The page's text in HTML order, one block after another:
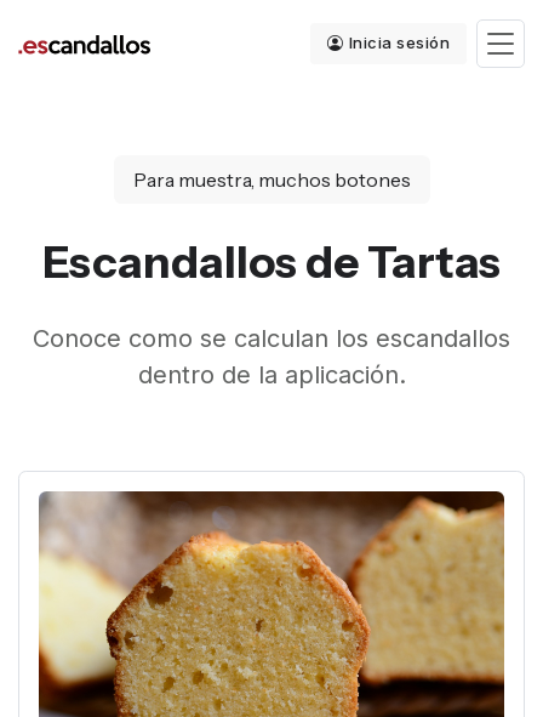
Inicia sesión
Para muestra, muchos botones
Escandallos de Tartas
Conoce como se calculan los escandallos
dentro de la aplicación.